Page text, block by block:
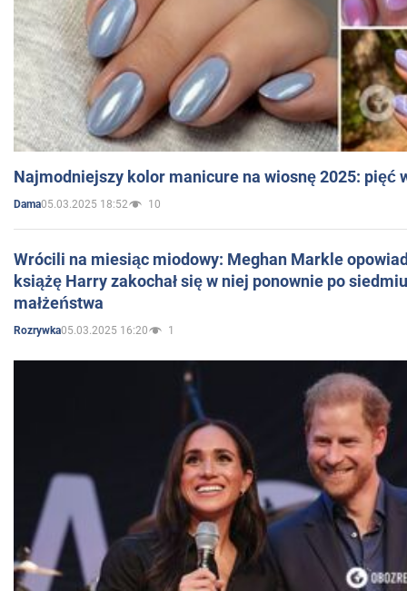
Najmodniejszy kolor manicure na wiosnę 2025: pięć
Dama05.03.2025 18:52 10
Wrócili na miesiąc miodowy: Meghan Markle
książę Harry zakochał się w niej ponownie po
małżeństwa
Rozrywka05.03.2025 16:20 1